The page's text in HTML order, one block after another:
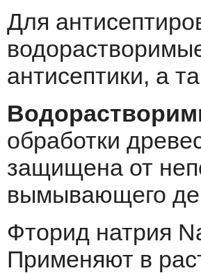
Для
антисептики, а
обработки
защищена от
вымывающего
Фторид натрия
Применяют в